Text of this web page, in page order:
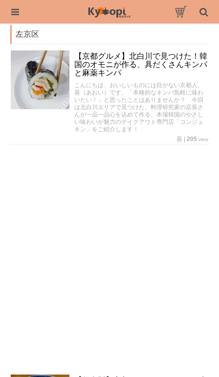
左京区
【京都グルメ】北白川で見つけた！韓
国のオモニが作る、具だくさんキンパ
と麻薬キンパ
こんにちは、おいしいものには目がない京都人、
葵（あおい）です。「本格的なキンパ気軽に味わ
いたい！」と思ったことはありませんか？ 今回
は北白川エリアで見つけた、料理研究家の店長さ
んが一品一品心を込めて作る、本場韓国のやさし
い味わいが魅力のテイクアウト専門店「コンジュ
キン」をご紹介します！
葵
205 view